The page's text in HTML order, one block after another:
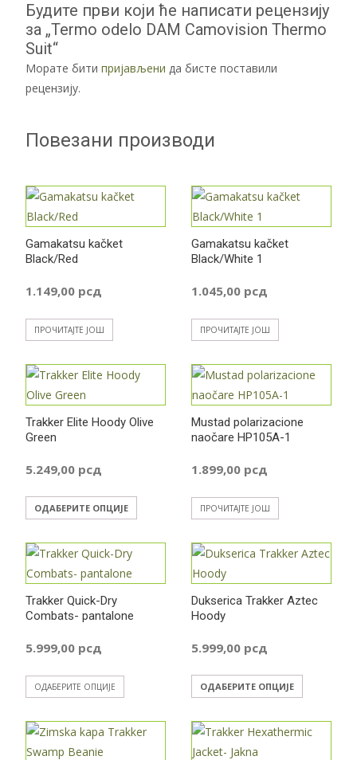
Будите први који ће написати рецензију
за „Termo odelo DAM Camovision Thermo
Suit“
Морате бити пријављени да бисте поставили
рецензију.
Повезани производи
Gamakatsu kačket
Black/Red
1.149,00 рсд
ПРОЧИТАЈТЕ ЈОШ
Gamakatsu kačket
Black/White 1
1.045,00 рсд
ПРОЧИТАЈТЕ ЈОШ
Trakker Elite Hoody Olive
Green
5.249,00 рсд
ОДАБЕРИТЕ ОПЦИЈЕ
има
варијанти.
производа.
Mustad polarizacione
naočare HP105A-1
1.899,00 рсд
ПРОЧИТАЈТЕ ЈОШ
Trakker Quick-Dry
Combats- pantalone
5.999,00 рсд
ОДАБЕРИТЕ ОПЦИЈЕ
има
Dukserica Trakker Aztec
Hoody
5.999,00 рсд
ОДАБЕРИТЕ ОПЦИЈЕ
има